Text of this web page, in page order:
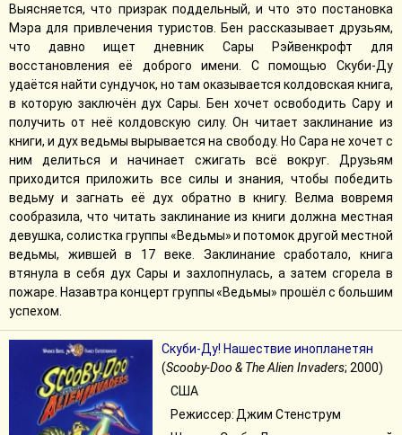
Выясняется, что призрак поддельный, и что это постановка
Мэра для привлечения туристов. Бен рассказывает друзьям,
что давно ищет дневник Сары Рэйвенкрофт для
восстановления её доброго имени. С помощью Скуби-Ду
удаётся найти сундучок, но там оказывается колдовская книга,
в которую заключён дух Сары. Бен хочет освободить Сару и
получить от неё колдовскую силу. Он читает заклинание из
книги, и дух ведьмы вырывается на свободу. Но Сара не хочет с
ним делиться и начинает сжигать всё вокруг. Друзьям
приходится приложить все силы и знания, чтобы победить
ведьму и загнать её дух обратно в книгу. Велма вовремя
сообразила, что читать заклинание из книги должна местная
девушка, солистка группы «Ведьмы» и потомок другой местной
ведьмы, жившей в 17 веке. Заклинание сработало, книга
втянула в себя дух Сары и захлопнулась, а затем сгорела в
пожаре. Назавтра концерт группы «Ведьмы» прошёл с большим
успехом.
Скуби-Ду! Нашествие инопланетян
(Scooby-Doo & The Alien Invaders; 2000)
США
Режиссер: Джим Стенструм